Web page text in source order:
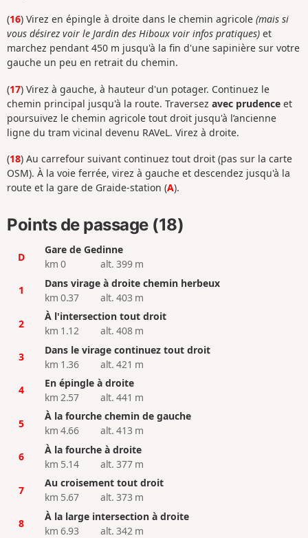
(16) Virez en épingle à droite dans le chemin agricole (mais si
vous désirez voir le Jardin des Hiboux voir infos pratiques) et
marchez pendant 450 m jusqu'à la fin d'une sapinière sur votre
gauche un peu en retrait du chemin.
(17) Virez à gauche, à hauteur d'un potager. Continuez le
chemin principal jusqu'à la route. Traversez avec prudence et
poursuivez le chemin agricole tout droit jusqu'à l’ancienne
ligne du tram vicinal devenu RAVeL. Virez à droite.
(18) Au carrefour suivant continuez tout droit (pas sur la carte
OSM). À la voie ferrée, virez à gauche et descendez jusqu'à la
route et la gare de Graide-station (A).
Points de passage (18)
D
Gare de Gedinne
km 0
alt. 399 m
1
Dans virage à droite chemin herbeux
km 0.37
alt. 403 m
2
À l'intersection tout droit
km 1.12
alt. 408 m
3
Dans le virage continuez tout droit
km 1.36
alt. 421 m
4
En épingle à droite
km 2.57
alt. 441 m
5
À la fourche chemin de gauche
km 4.66
alt. 413 m
6
À la fourche à droite
km 5.14
alt. 377 m
7
Au croisement tout droit
km 5.67
alt. 373 m
8
À la large intersection à droite
km 6.93
alt. 342 m